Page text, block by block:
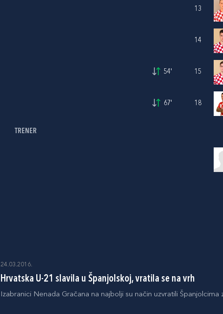
54'
67'
TRENER
13
14
15
18
24.03.2016.
Hrvatska U-21 slavila u Španjolskoj, vratila se na vrh
Izabranici Nenada Gračana na najbolji su način uzvratili